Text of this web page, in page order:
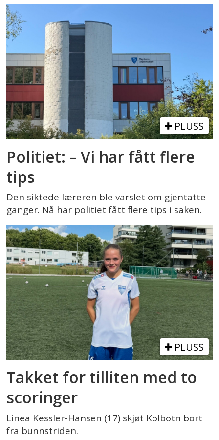
PLUSS
Politiet: – Vi har fått flere
tips
Den siktede læreren ble varslet om gjentatte
ganger. Nå har politiet fått flere tips i saken.
PLUSS
Takket for tilliten med to
scoringer
Linea Kessler-Hansen (17) skjøt Kolbotn bort
fra bunnstriden.